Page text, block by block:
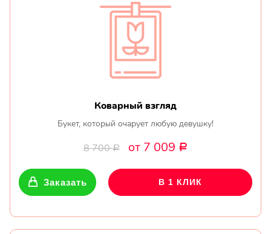
Коварный взгляд
Букет, который очарует любую девушку!
8 700Р от 7 009 Р
Заказать В 1 КЛИК